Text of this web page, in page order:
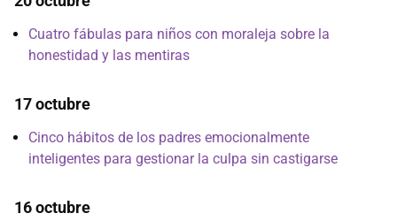
Cuatro fábulas para niños con moraleja sobre la
honestidad y las mentiras
17 octubre
Cinco hábitos de los padres emocionalmente
inteligentes para gestionar la culpa sin castigarse
16 octubre